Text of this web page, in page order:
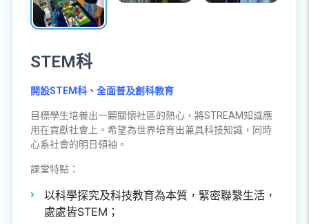
STEM科
開設STEM科、全面普及創科教育
目標學生培養出一顆關懷社區的熱心，將STREAM知識應
用在貢獻社會上。希望為世界培育出兼具科技知識，同時
心系社會的明日領袖。
課堂特點：
以科學探究及科技教育為本質，緊密聯繫生活，
處處皆STEM；